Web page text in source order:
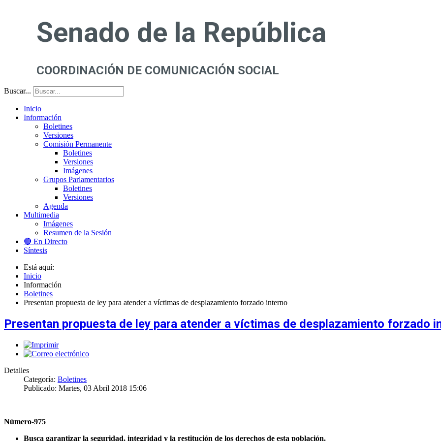
Senado de la República
COORDINACIÓN DE COMUNICACIÓN SOCIAL
Buscar...
Inicio
Información
Boletines
Versiones
Comisión Permanente
Boletines
Versiones
Imágenes
Grupos Parlamentarios
Boletines
Versiones
Agenda
Multimedia
Imágenes
Resumen de la Sesión
🔴 En Directo
Síntesis
Está aquí:
Inicio
Información
Boletines
Presentan propuesta de ley para atender a víctimas de desplazamiento forzado interno
Presentan propuesta de ley para atender a víctimas de desplazamiento forzado
Detalles
Categoría: Boletines
Publicado: Martes, 03 Abril 2018 15:06
Número-975
Busca garantizar la seguridad, integridad y la restitución de los derechos de esta población.